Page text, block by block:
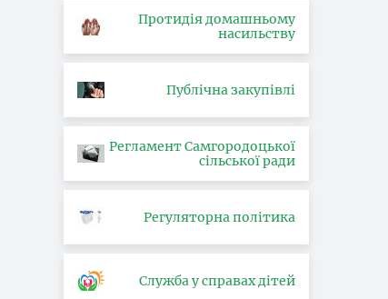
Протидія домашньому
насильству
Публічна закупівлі
Регламент Самгородоцької
сільської ради
Регуляторна політика
Служба у справах дітей